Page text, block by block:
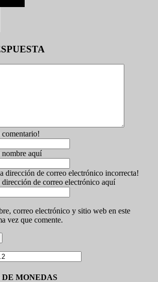
comentario!
nombre aquí
dirección de correo electrónico incorrecta!
de correo electrónico aquí
correo electrónico y sitio web en este
vez que comente.
MONEDAS